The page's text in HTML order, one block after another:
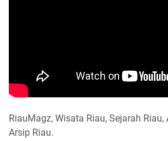
RiauMagz, Wisata Riau, Sejarah Riau,
Arsip Riau.